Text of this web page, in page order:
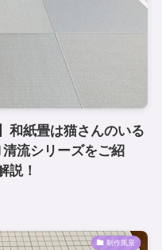
和紙畳は猫さんのいる
流シリーズをご紹
説！
制作風景